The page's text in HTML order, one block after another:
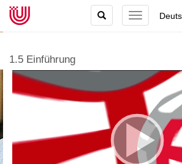
TOGGLE
NAVIGATION
TOGGLE
SEARCH
1.5 Einführung